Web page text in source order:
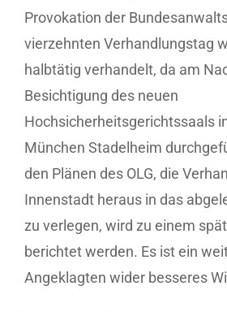
Provokation der
vierzehnten Verhandlungstag
halbtätig verhandelt, da am
Besichtigung des neuen
Hochsicherheitsgerichtssaals
München Stadelheim
den Plänen des OLG, die
Innenstadt heraus in das
zu verlegen, wird zu einem
berichtet werden. Es ist ein
Angeklagten wider besseres